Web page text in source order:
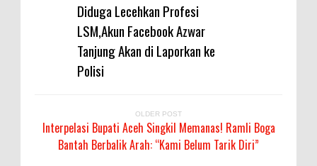
Diduga Lecehkan Profesi
LSM,Akun Facebook Azwar
Tanjung Akan di Laporkan ke
Polisi
OLDER POST
Interpelasi Bupati Aceh Singkil Memanas! Ramli Boga
Bantah Berbalik Arah: “Kami Belum Tarik Diri”